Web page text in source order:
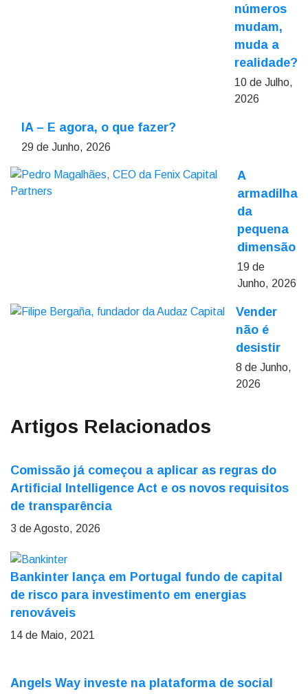
números
mudam,
muda a
realidade?
10 de Julho,
2026
IA – E agora, o que fazer?
29 de Junho, 2026
A
armadilha
da
pequena
dimensão
19 de
Junho, 2026
Vender
não é
desistir
8 de Junho,
2026
Artigos Relacionados
Comissão já começou a aplicar as regras do
Artificial Intelligence Act e os novos requisitos
de transparência
3 de Agosto, 2026
Bankinter lança em Portugal fundo de capital
de risco para investimento em energias
renováveis
14 de Maio, 2021
Angels Way investe na plataforma de social